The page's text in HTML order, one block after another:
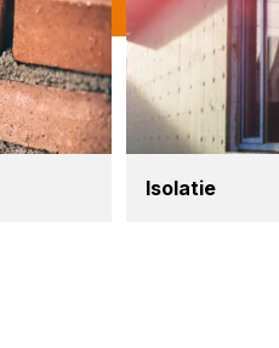
Iso­la­tie